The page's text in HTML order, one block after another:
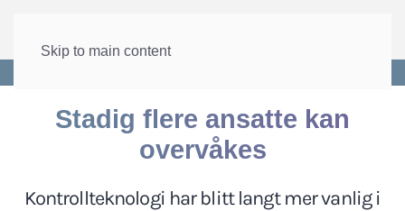
Skip to main content
Stadig flere ansatte kan
overvåkes
Kontrollteknologi har blitt langt mer vanlig i